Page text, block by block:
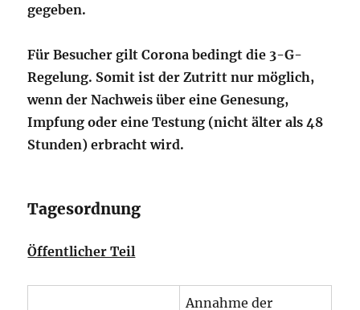
gegeben.
Für Besucher gilt Corona bedingt die 3-G-
Regelung. Somit ist der Zutritt nur möglich,
wenn der Nachweis über eine Genesung,
Impfung oder eine Testung (nicht älter als 48
Stunden) erbracht wird.
Tagesordnung
Öffentlicher Teil
Annahme der